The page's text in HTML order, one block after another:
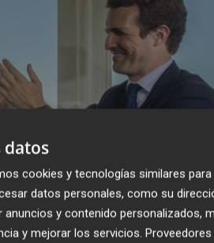
datos
cookies y tecnologías similares para
datos personales, como su
y contenido personalizados,
y mejorar los servicios.